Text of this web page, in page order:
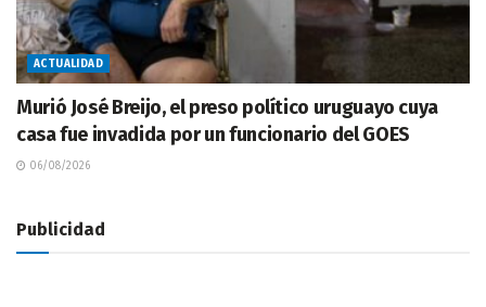
ACTUALIDAD
Murió José Breijo, el preso político uruguayo cuya
casa fue invadida por un funcionario del GOES
06/08/2026
Publicidad